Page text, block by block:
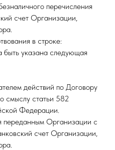
перечисления
счет Организации,
в строке:
быть указана следующая
действий по Договору
смыслу статьи 582
Федерации.
переданным Организации с
счет Организации,